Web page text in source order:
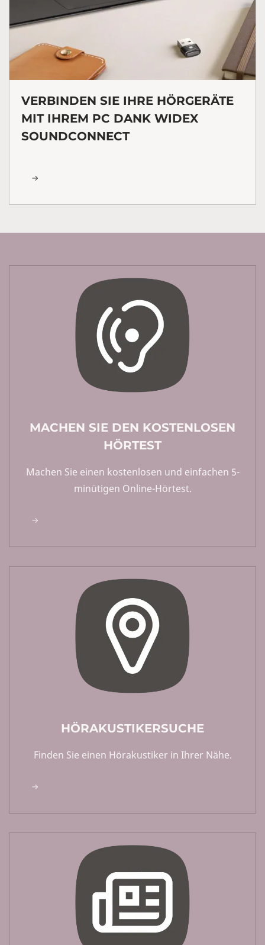
VERBINDEN SIE IHRE HÖRGERÄTE
MIT IHREM PC DANK WIDEX
SOUNDCONNECT
MACHEN SIE DEN KOSTENLOSEN
HÖRTEST
Machen Sie einen kostenlosen und einfachen 5-
minütigen Online-Hörtest.
HÖRAKUSTIKERSUCHE
Finden Sie einen Hörakustiker in Ihrer Nähe.